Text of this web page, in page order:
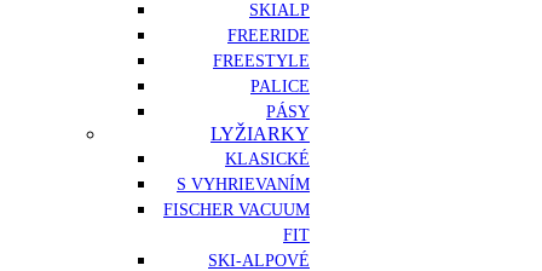
SKIALP
FREERIDE
FREESTYLE
PALICE
PÁSY
LYŽIARKY
KLASICKÉ
S VYHRIEVANÍM
FISCHER VACUUM
FIT
SKI-ALPOVÉ